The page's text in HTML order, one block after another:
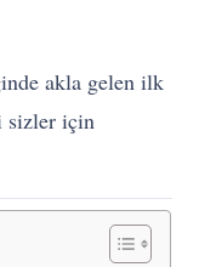
akla gelen ilk
sizler için